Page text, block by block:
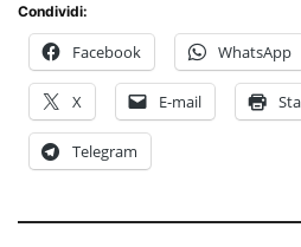
Condividi:
Facebook WhatsApp
X E-mail
Telegram